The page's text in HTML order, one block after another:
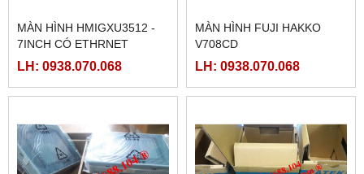
MÀN HÌNH HMIGXU3512 -
7INCH CÓ ETHRNET
LH: 0938.070.068
MÀN HÌNH FUJI HAKKO
V708CD
LH: 0938.070.068